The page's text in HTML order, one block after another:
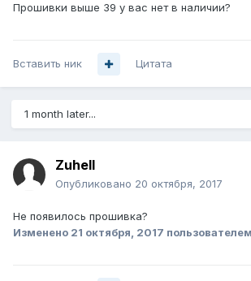
Прошивки выше 39 у вас нет в наличии?
Вставить ник Цитата
1 month later...
Zuhell
Опубликовано 20 октября, 2017
Не появилось прошивка?
Изменено 21 октября, 2017